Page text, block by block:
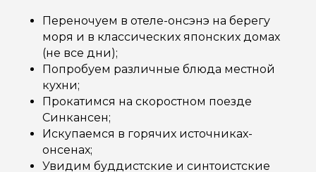
Переночуем в отеле-онсэнэ на берегу
моря и в классических японских домах
(не все дни);
Попробуем различные блюда местной
кухни;
Прокатимся на скоростном поезде
Синкансен;
Искупаемся в горячих источниках-
онсенах;
Увидим буддистские и синтоистские